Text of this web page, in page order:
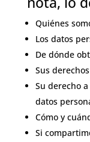
Quiénes
Los datos
De dónde
Sus
Su derecho
datos
Cómo y
Si